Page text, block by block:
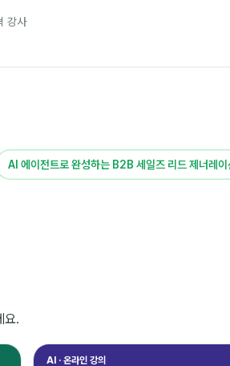
강사
AI 에이전트로 완성하는 B2B 세일즈 리드 제너레이
요.
AI · 온라인 강의